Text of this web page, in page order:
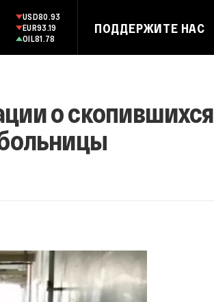
USD80.93
EUR93.19
OIL81.78
ПОДДЕРЖИТЕ НАС
о скопившихся